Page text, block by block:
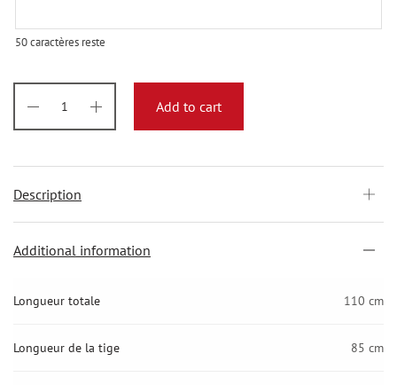
50caractères reste
Add to cart
Description
Additional information
Longueur totale 110 cm
Longueur de la tige 85 cm